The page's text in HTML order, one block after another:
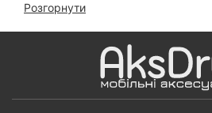
Чохол Premium Matt MagSafe
Чохол Fibra Shock-Proof
(Black)
Розгорнути